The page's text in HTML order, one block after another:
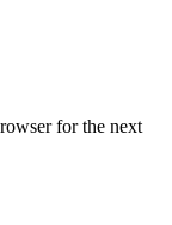
for the next